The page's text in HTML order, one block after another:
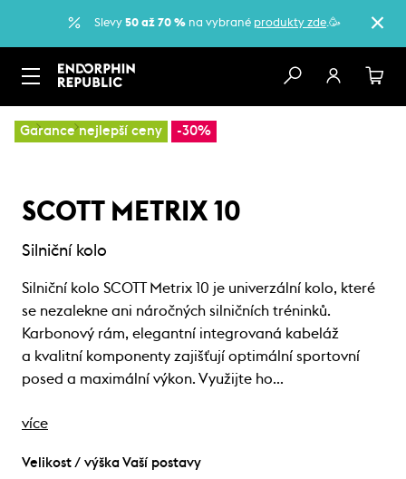
Slevy 50 až 70 % na vybrané produkty zde.🥳
Garance nejlepší ceny -30%
… Kola Městská kola
SCOTT METRIX 10
Silniční kolo
Silniční kolo SCOTT Metrix 10 je univerzální kolo, které
se nezalekne ani náročných silničních tréninků.
Karbonový rám, elegantní integrovaná kabeláž
a kvalitní komponenty zajišťují optimální sportovní
posed a maximální výkon. Využijte ho…
více
Velikost / výška Vaší postavy